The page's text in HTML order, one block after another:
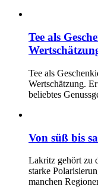
Tee als
Tee als
Wertschätzung.
beliebtes
Von süß bis
Lakritz gehört zu
starke
manchen